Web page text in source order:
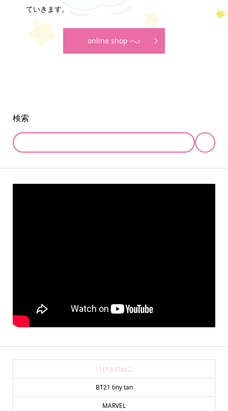
ていきます。
online shop へ♪
検索
11ぴきのねこ
BT21 tiny tan
MARVEL